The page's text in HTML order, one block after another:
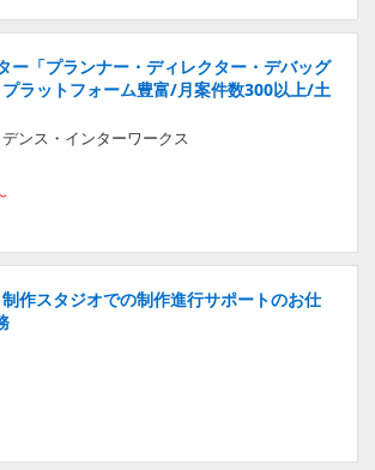
ー「プランナー・ディレクター・デバッグ
ラットフォーム豊富/月案件数300以上/土
ンス・インターワークス
作スタジオでの制作進行サポートのお仕